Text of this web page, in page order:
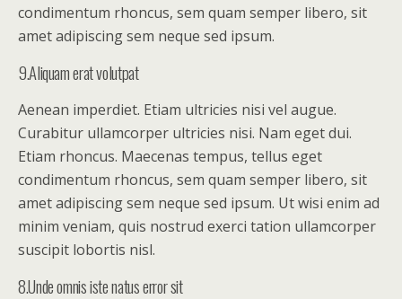
condimentum rhoncus, sem quam semper libero, sit
amet adipiscing sem neque sed ipsum.
9.Aliquam erat volutpat
Aenean imperdiet. Etiam ultricies nisi vel augue.
Curabitur ullamcorper ultricies nisi. Nam eget dui.
Etiam rhoncus. Maecenas tempus, tellus eget
condimentum rhoncus, sem quam semper libero, sit
amet adipiscing sem neque sed ipsum. Ut wisi enim ad
minim veniam, quis nostrud exerci tation ullamcorper
suscipit lobortis nisl.
8.Unde omnis iste natus error sit